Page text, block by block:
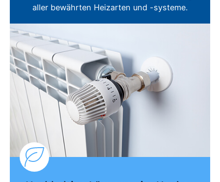
aller bewährten Heizarten und -systeme.